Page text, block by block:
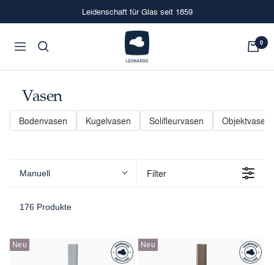
zum
Leidenschaft für Glas seit 1859
Navigation
LEONARDO
Onlineshop
0
Vasen
Bodenvasen Kugelvasen Solifleurvasen Objektvasen
Manuell Filter
176 Produkte
Neu Neu